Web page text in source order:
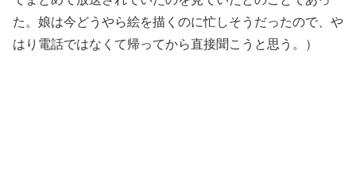
た。娘は今どうやら絵を描くのに忙しそうだったので、や
はり電話ではなくて帰ってから直接聞こうと思う。）